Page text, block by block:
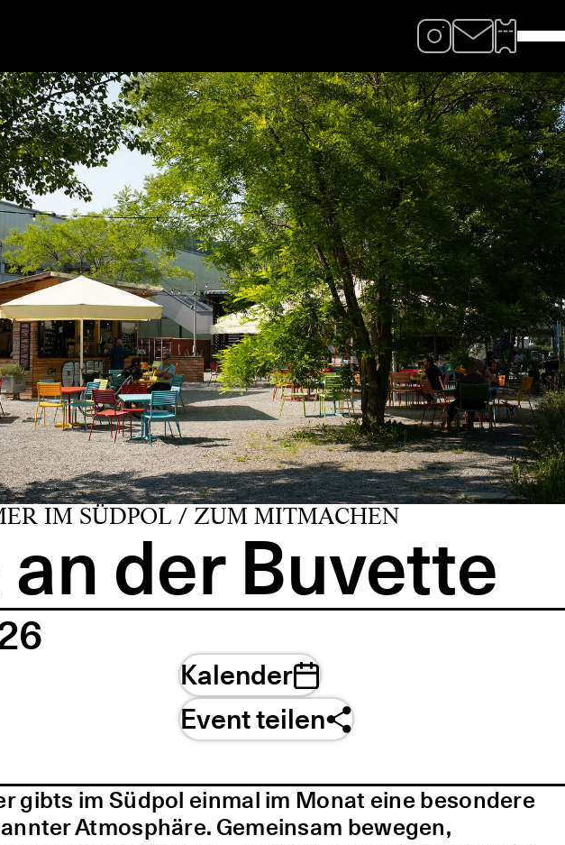
IM SÜDPOL / ZUM MITMACHEN
an der Buvette
Kalender
Event teilen
gibts im Südpol einmal im Monat eine besondere
Atmosphäre. Gemeinsam bewegen,